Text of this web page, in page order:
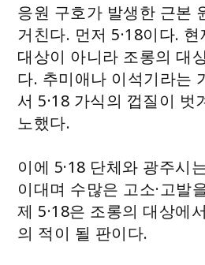
응원 구호가 발생한 근본
거친다. 먼저 5·18이다. 현
대상이 아니라 조롱의 대
다. 추미애나 이석기라는
서 5·18 가식의 껍질이 벗
노했다.
이에 5·18 단체와 광주시
이대며 수많은 고소·고발
제 5·18은 조롱의 대상에
의 적이 될 판이다.